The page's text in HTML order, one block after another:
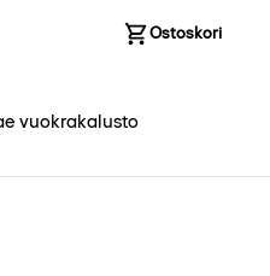
Ostoskori